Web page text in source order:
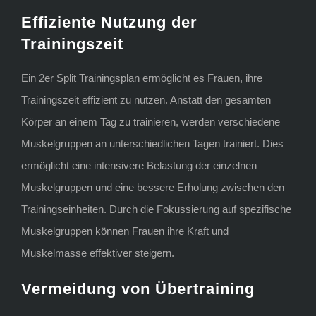
Effiziente Nutzung der
Trainingszeit
Ein 2er Split Trainingsplan ermöglicht es Frauen, ihre
Trainingszeit effizient zu nutzen. Anstatt den gesamten
Körper an einem Tag zu trainieren, werden verschiedene
Muskelgruppen an unterschiedlichen Tagen trainiert. Dies
ermöglicht eine intensivere Belastung der einzelnen
Muskelgruppen und eine bessere Erholung zwischen den
Trainingseinheiten. Durch die Fokussierung auf spezifische
Muskelgruppen können Frauen ihre Kraft und
Muskelmasse effektiver steigern.
Vermeidung von Übertraining